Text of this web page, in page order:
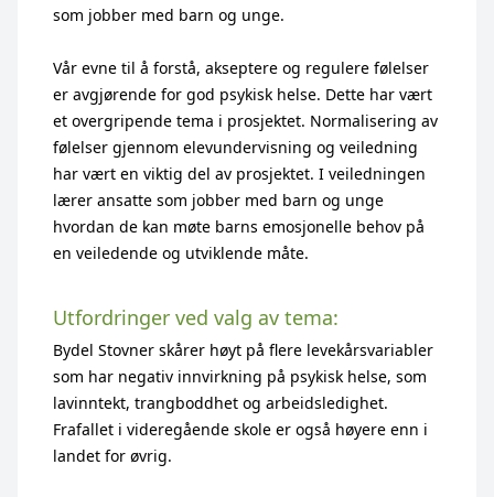
som jobber med barn og unge.
Vår evne til å forstå, akseptere og regulere følelser
er avgjørende for god psykisk helse. Dette har vært
et overgripende tema i prosjektet. Normalisering av
følelser gjennom elevundervisning og veiledning
har vært en viktig del av prosjektet. I veiledningen
lærer ansatte som jobber med barn og unge
hvordan de kan møte barns emosjonelle behov på
en veiledende og utviklende måte.
Utfordringer ved valg av tema:
Bydel Stovner skårer høyt på flere levekårsvariabler
som har negativ innvirkning på psykisk helse, som
lavinntekt, trangboddhet og arbeidsledighet.
Frafallet i videregående skole er også høyere enn i
landet for øvrig.